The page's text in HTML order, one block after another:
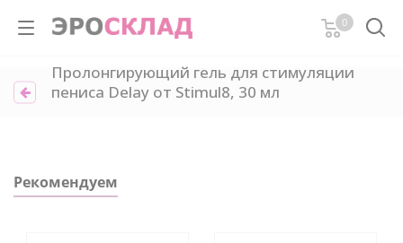
0
Пролонгирующий гель для стимуляции
пениса Delay от Stimul8, 30 мл
Рекомендуем